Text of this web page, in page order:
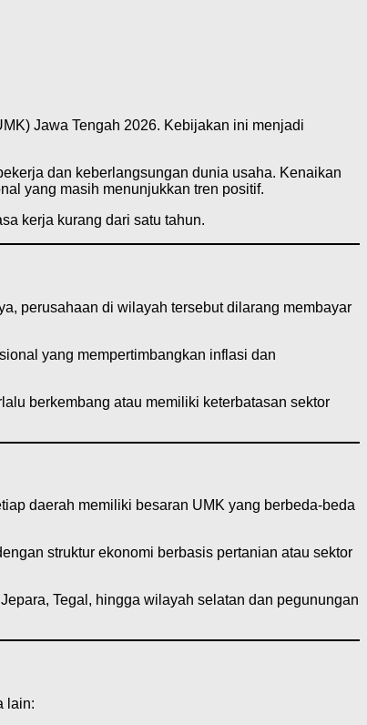
Jawa Tengah 2026. Kebijakan ini menjadi
dan keberlangsungan dunia usaha. Kenaikan
yang masih menunjukkan tren positif.
kerja kurang dari satu tahun.
perusahaan di wilayah tersebut dilarang membayar
yang mempertimbangkan inflasi dan
berkembang atau memiliki keterbatasan sektor
daerah memiliki besaran UMK yang berbeda-beda
struktur ekonomi berbasis pertanian atau sektor
Tegal, hingga wilayah selatan dan pegunungan
lain: